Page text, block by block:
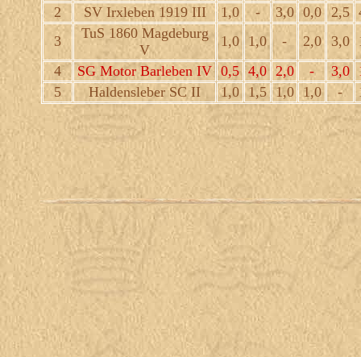
2
SV Irxleben 1919 III 1,0 - 3,0 0,0 2,5
3
TuS 1860 Magdeburg
V
1,0 1,0 - 2,0 3,0
4
SG Motor Barleben IV 0,5 4,0 2,0 - 3,0
5
Haldensleber SC II 1,0 1,5 1,0 1,0 -